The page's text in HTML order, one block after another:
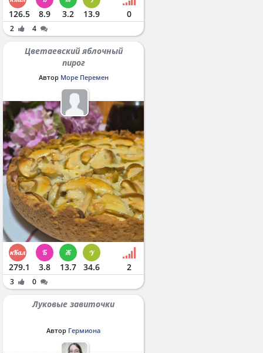
126.5 8.9 3.2 13.9 0
2 4
Цветаевский яблочный
пирог
Автор Море Перемен
279.1 3.8 13.7 34.6 2
3 0
Луковые завиточки
Автор Гермиона